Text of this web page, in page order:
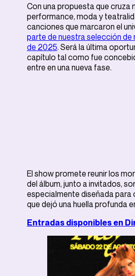
Con una propuesta que cruza
performance, moda y
canciones que marcaron el
parte de nuestra selección
de 2025. Será la última
capítulo tal como fue
entre en una nueva fase.
El show promete reunir los
del álbum, junto a invitados,
especialmente diseñada para
que dejó una huella profunda
Entradas disponibles en